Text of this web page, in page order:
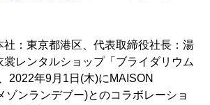
社：東京都港区、代表取締役社長：湯
裳レンタルショップ「ブライダリウム
2022年9月1日(木)にMAISON
ゾンランデブー)とのコラボレーショ